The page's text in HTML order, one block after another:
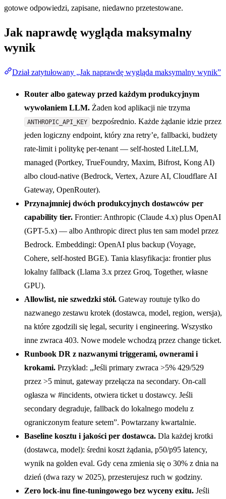
gotowe odpowiedzi, zapisane, niedawno przetestowane.
Jak naprawdę wygląda maksymalny
wynik
Dział zatytułowany „Jak naprawdę wygląda maksymalny wynik”
Router albo gateway przed każdym produkcyjnym
wywołaniem LLM. Żaden kod aplikacji nie trzyma
ANTHROPIC_API_KEY
bezpośrednio. Każde żądanie idzie przez
jeden logiczny endpoint, który zna retry’e, fallbacki, budżety
rate-limit i politykę per-tenant — self-hosted LiteLLM,
managed (Portkey, TrueFoundry, Maxim, Bifrost, Kong AI)
albo cloud-native (Bedrock, Vertex, Azure AI, Cloudflare AI
Gateway, OpenRouter).
Przynajmniej dwóch produkcyjnych dostawców per
capability tier. Frontier: Anthropic (Claude 4.x) plus OpenAI
(GPT-5.x) — albo Anthropic direct plus ten sam model przez
Bedrock. Embeddingi: OpenAI plus backup (Voyage,
Cohere, self-hosted BGE). Tania klasyfikacja: frontier plus
lokalny fallback (Llama 3.x przez Groq, Together, własne
GPU).
Allowlist, nie szwedzki stół. Gateway routuje tylko do
nazwanego zestawu krotek (dostawca, model, region, wersja),
na które zgodzili się legal, security i engineering. Wszystko
inne zwraca 403. Nowe modele wchodzą przez change ticket.
Runbook DR z nazwanymi triggerami, ownerami i
krokami. Przykład: „Jeśli primary zwraca >5% 429/529
przez >5 minut, gateway przełącza na secondary. On-call
ogłasza w #incidents, otwiera ticket u dostawcy. Jeśli
secondary degraduje, fallback do lokalnego modelu z
ograniczonym feature setem”. Powtarzany kwartalnie.
Baseline kosztu i jakości per dostawca. Dla każdej krotki
(dostawca, model): średni koszt żądania, p50/p95 latency,
wynik na golden eval. Gdy cena zmienia się o 30% z dnia na
dzień (dwa razy w 2025), przesterujesz ruch w godziny.
Zero lock-inu fine-tuningowego bez wyceny exitu. Jeśli